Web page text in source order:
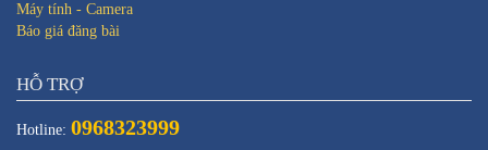
Máy tính - Camera
Báo giá đăng bài
HỖ TRỢ
Hotline: 0968323999